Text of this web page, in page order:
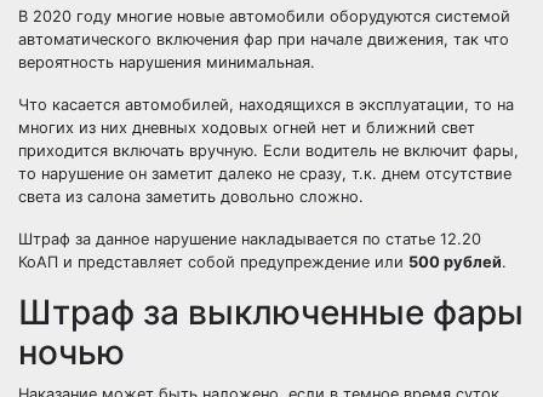
В 2020 году многие новые автомобили оборудуются системой
автоматического включения фар при начале движения, так что
вероятность нарушения минимальная.
Что касается автомобилей, находящихся в эксплуатации, то на
многих из них дневных ходовых огней нет и ближний свет
приходится включать вручную. Если водитель не включит фары,
то нарушение он заметит далеко не сразу, т.к. днем отсутствие
света из салона заметить довольно сложно.
Штраф за данное нарушение накладывается по статье 12.20
КоАП и представляет собой предупреждение или 500 рублей.
Штраф за выключенные фары
ночью